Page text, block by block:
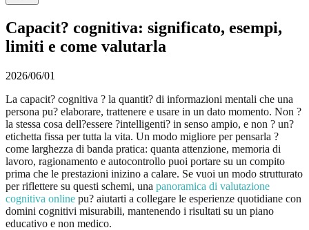
Capacit? cognitiva: significato, esempi,
limiti e come valutarla
2026/06/01
La capacit? cognitiva ? la quantit? di informazioni mentali che una
persona pu? elaborare, trattenere e usare in un dato momento. Non ?
la stessa cosa dell?essere ?intelligenti? in senso ampio, e non ? un?
etichetta fissa per tutta la vita. Un modo migliore per pensarla ?
come larghezza di banda pratica: quanta attenzione, memoria di
lavoro, ragionamento e autocontrollo puoi portare su un compito
prima che le prestazioni inizino a calare. Se vuoi un modo strutturato
per riflettere su questi schemi, una panoramica di valutazione
cognitiva online pu? aiutarti a collegare le esperienze quotidiane con
domini cognitivi misurabili, mantenendo i risultati su un piano
educativo e non medico.